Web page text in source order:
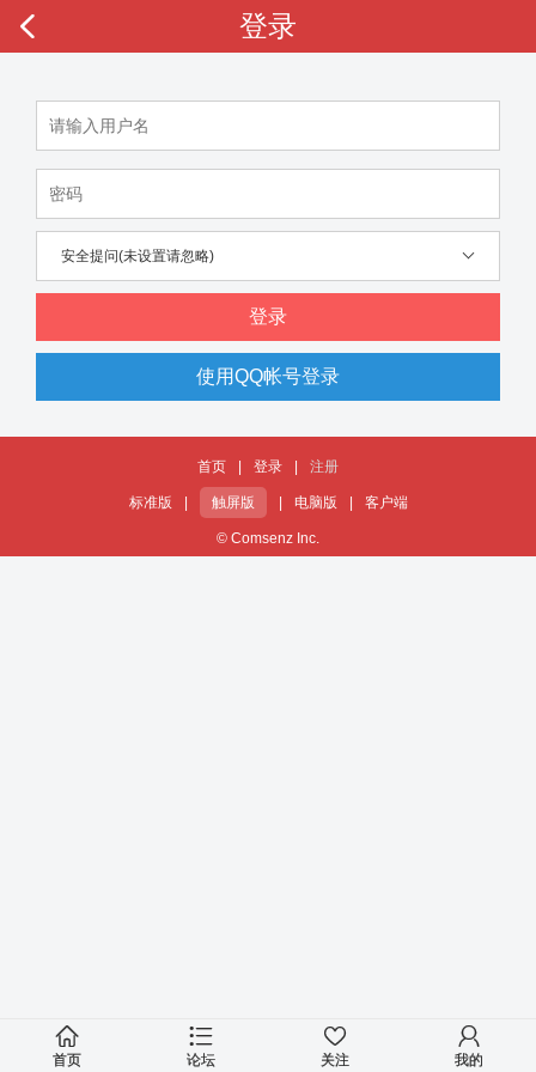
登录
安全提问(未设置请忽略)
登录
使用QQ帐号登录
首页 登录 注册
标准版 触屏版 电脑版 客户端
© Comsenz Inc.
首页 论坛 关注 我的